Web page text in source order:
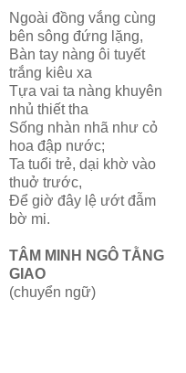
Ngoài đồng vắng cùng
bên sông đứng lặng,
Bàn tay nàng ôi tuyết
trắng kiêu xa
Tựa vai ta nàng khuyên
nhủ thiết tha
Sống nhàn nhã như cỏ
hoa đập nước;
Ta tuổi trẻ, dại khờ vào
thuở trước,
Để giờ đây lệ ướt đẫm
bờ mi.
TÂM MINH NGÔ TẰNG
GIAO
(chuyển ngữ)